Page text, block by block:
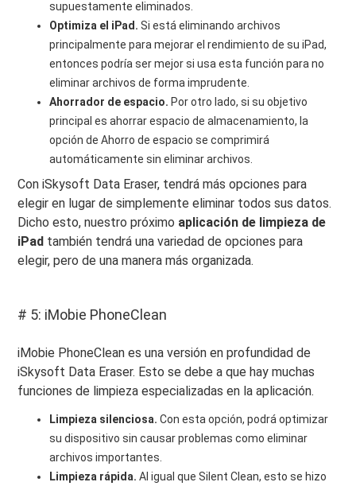
supuestamente eliminados.
Optimiza el iPad.Si está eliminando archivos
principalmente para mejorar el rendimiento de su iPad,
entonces podría ser mejor si usa esta función para no
eliminar archivos de forma imprudente.
Ahorrador de espacio. Por otro lado, si su objetivo
principal es ahorrar espacio de almacenamiento, la
opción de Ahorro de espacio se comprimirá
automáticamente sin eliminar archivos.
Con iSkysoft Data Eraser, tendrá más opciones para
elegir en lugar de simplemente eliminar todos sus datos.
Dicho esto, nuestro próximo aplicación de limpieza de
iPad también tendrá una variedad de opciones para
elegir, pero de una manera más organizada.
# 5: iMobie PhoneClean
iMobie PhoneClean es una versión en profundidad de
iSkysoft Data Eraser. Esto se debe a que hay muchas
funciones de limpieza especializadas en la aplicación.
Limpieza silenciosa.Con esta opción, podrá optimizar
su dispositivo sin causar problemas como eliminar
archivos importantes.
Limpieza rápida.Al igual que Silent Clean, esto se hizo